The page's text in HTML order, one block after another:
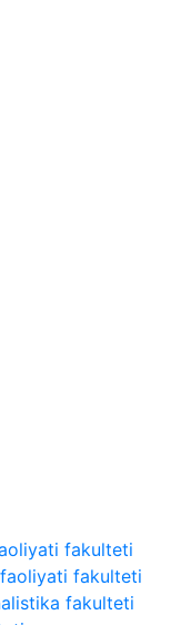
fakulteti
fakulteti
fakulteti